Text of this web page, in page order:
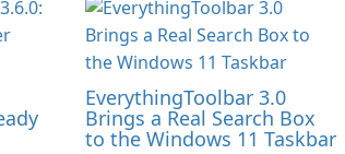
EverythingToolbar 3.0
Brings a Real Search Box
to the Windows 11 Taskbar